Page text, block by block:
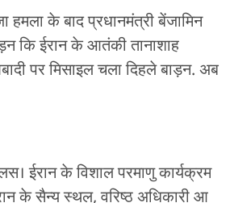
के बाद प्रधानमंत्री बेंजामिन
कि ईरान के आतंकी तानाशाह
पर मिसाइल चला दिहले बाड़न. अब
ईरान के विशाल परमाणु कार्यक्रम
के सैन्य स्थल, वरिष्ठ अधिकारी आ